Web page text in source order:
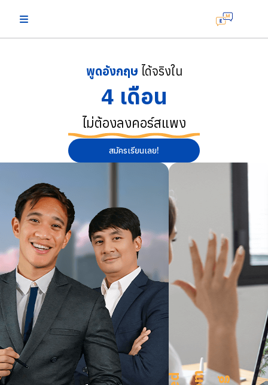
พูดอังกฤษ ได้จริงใน
4 เดือน
ไม่ต้องลงคอร์สแพง
สมัครเรียนเลย!